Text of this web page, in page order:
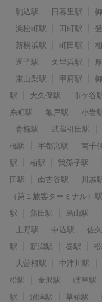
駒込駅
日暮里駅
浜松町駅
田町駅
新横浜駅
町田駅
逗子駅
久里浜駅
東山梨駅
甲府駅
駅
大久保駅 市ケ谷
糸町駅
亀戸駅 小岩
青梅駅
武蔵引田駅
橋駅
宇都宮駅 南千
駅
柏駅 我孫子駅
田駅
南古谷駅 川越
（第１旅客ターミナル）駅
駅
蒲田駅 烏山駅
上野駅
中込駅 佐
駅
新潟駅 巻駅
大曽根駅
中津川駅
松駅
金沢駅 岐阜駅
駅
沼津駅 草薙駅